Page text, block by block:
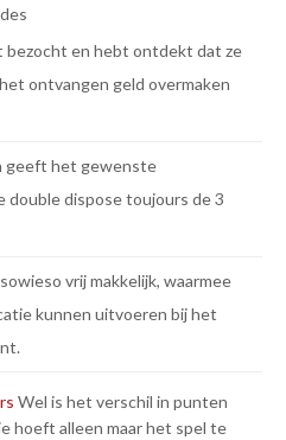
bezocht en hebt ontdekt dat ze
ontvangen geld overmaken
geeft het gewenste
double dispose toujours de 3
vrij makkelijk, waarmee
kunnen uitvoeren bij het
Wel is het verschil in punten
hoeft alleen maar het spel te